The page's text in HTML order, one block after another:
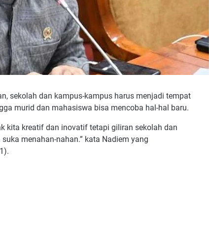
sekolah dan kampus-kampus harus menjadi tempat
murid dan mahasiswa bisa mencoba hal-hal baru.
kita kreatif dan inovatif tetapi giliran sekolah dan
menahan-nahan.” kata Nadiem yang